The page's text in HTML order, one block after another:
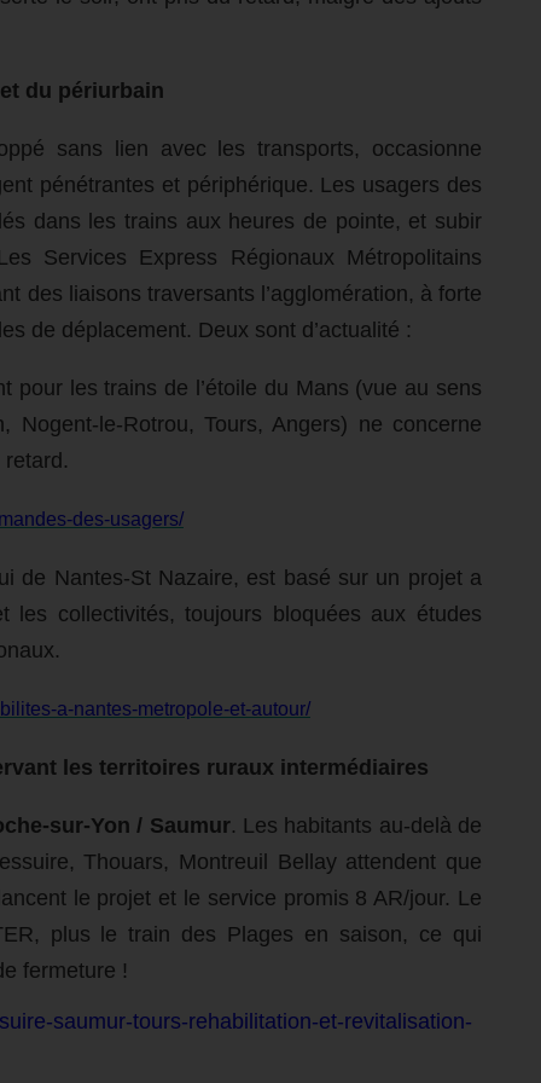
du périurbain
sans lien avec les transports, occasionne
pénétrantes et périphérique. Les usagers des
dans les trains aux heures de pointe, et subir
Services Express Régionaux Métropolitains
des liaisons traversants l’agglomération, à forte
de déplacement. Deux sont d’actualité :
pour les trains de l’étoile du Mans (vue au sens
Nogent-le-Rotrou, Tours, Angers) ne concerne
des-usagers/
de Nantes-St Nazaire, est basé sur un projet a
collectivités, toujours bloquées aux études
a-nantes-metropole-et-autour/
les territoires ruraux intermédiaires
sur-Yon / Saumur. Les habitants au-delà de
Thouars, Montreuil Bellay attendent que
le projet et le service promis 8 AR/jour. Le
plus le train des Plages en saison, ce qui
fermeture !
saumur-tours-rehabilitation-et-revitalisation-